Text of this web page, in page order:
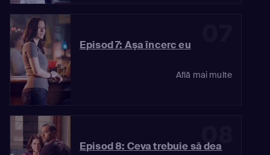
Episod 7: Aşa încerc eu
Află mai multe
08
Episod 8: Ceva trebuie să dea